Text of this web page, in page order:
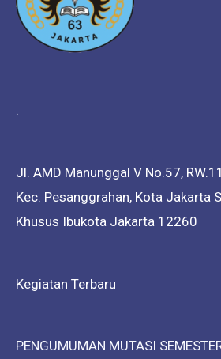
.
Jl. AMD Manunggal V No.57,
Kec. Pesanggrahan, Kota Jakarta
Khusus Ibukota Jakarta 12260
Kegiatan Terbaru
PENGUMUMAN MUTASI